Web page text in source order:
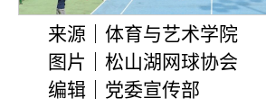
来源｜体育与艺术学院
图片｜松山湖网球协会
编辑｜党委宣传部